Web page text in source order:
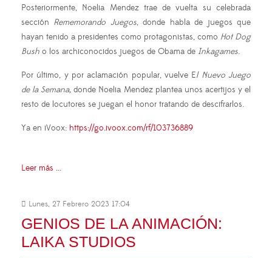
Posteriormente, Noelia Mendez trae de vuelta su celebrada
sección Rememorando Juegos, donde habla de juegos que
hayan tenido a presidentes como protagonistas, como Hot Dog
Bush o los archiconocidos juegos de Obama de Inkagames.
Por último, y por aclamación popular, vuelve El Nuevo Juego
de la Semana, donde Noelia Mendez plantea unos acertijos y el
resto de locutores se juegan el honor tratando de descifrarlos.
Ya en iVoox: https://go.ivoox.com/rf/103736889
Leer más ...
Lunes, 27 Febrero 2023 17:04
GENIOS DE LA ANIMACIÓN:
LAIKA STUDIOS